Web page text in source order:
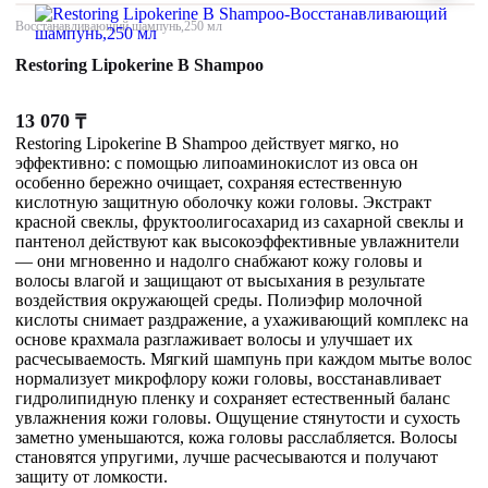
Восстанавливающий шампунь,250 мл
Restoring Lipokerine B Shampoo
13 070 ₸
Restoring Lipokerine B Shampoo действует мягко, но
эффективно: с помощью липоаминокислот из овса он
особенно бережно очищает, сохраняя естественную
кислотную защитную оболочку кожи головы. Экстракт
красной свеклы, фруктоолигосахарид из сахарной свеклы и
пантенол действуют как высокоэффективные увлажнители
— они мгновенно и надолго снабжают кожу головы и
волосы влагой и защищают от высыхания в результате
воздействия окружающей среды. Полиэфир молочной
кислоты снимает раздражение, а ухаживающий комплекс на
основе крахмала разглаживает волосы и улучшает их
расчесываемость. Мягкий шампунь при каждом мытье волос
нормализует микрофлору кожи головы, восстанавливает
гидролипидную пленку и сохраняет естественный баланс
увлажнения кожи головы. Ощущение стянутости и сухость
заметно уменьшаются, кожа головы расслабляется. Волосы
становятся упругими, лучше расчесываются и получают
защиту от ломкости.